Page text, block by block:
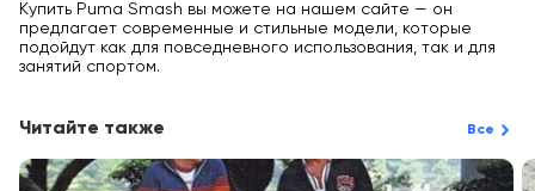
Купить Puma Smash вы можете на нашем сайте — он
предлагает современные и стильные модели, которые
подойдут как для повседневного использования, так и для
занятий спортом.
Читайте также Все